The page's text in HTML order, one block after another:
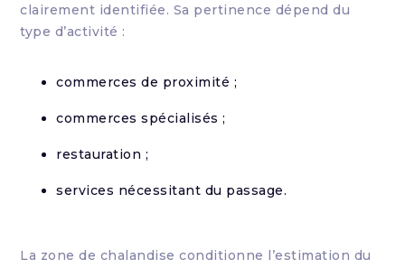
clairement identifiée. Sa pertinence dépend du
type d’activité :
commerces de proximité ;
commerces spécialisés ;
restauration ;
services nécessitant du passage.
La zone de chalandise conditionne l’estimation du